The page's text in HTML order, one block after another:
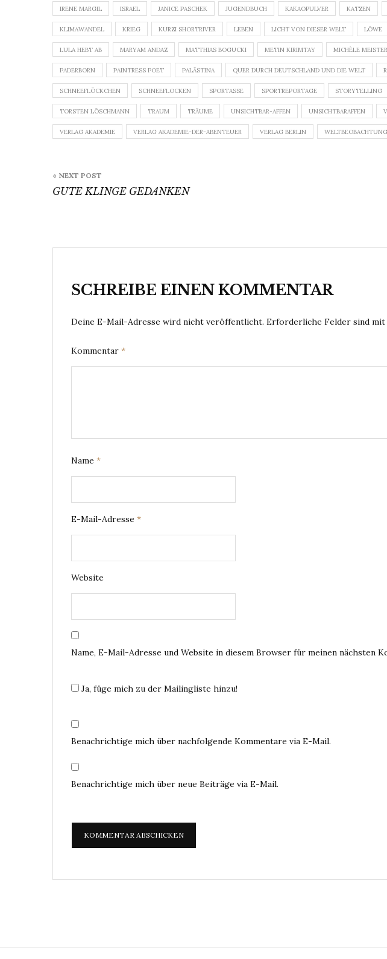
IRENE MARGIL ISRAEL JANICE PASCHEK JUGENDBUCH KAKAOPULVER KATZEN
KLIMAWANDEL KRIEG KURZI SHORTRIVER LEBEN LICHT VON DIESER WELT LÖWE
LULA HEBT AB MARYAM ANDAZ MATTHIAS BOGUCKI METIN KIRIMTAY MICHÈLE MEISTER
PADERBORN PAINTRESS POET PALÄSTINA QUER DURCH DEUTSCHLAND UND DIE WELT
SCHNEEFLÖCKCHEN SCHNEEFLOCKEN SPORTASSE SPORTREPORTAGE STORYTELLING
TORSTEN LÖSCHMANN TRAUM TRÄUME UNSICHTBAR-AFFEN UNSICHTBARAFFEN
VERLAG AKADEMIE VERLAG AKADEMIE-DER-ABENTEUER VERLAG BERLIN
« NEXT POST
GUTE KLINGE GEDANKEN
SCHREIBE EINEN KOMMENTAR
Deine E-Mail-Adresse wird nicht veröffentlicht. Erforderliche Felder sind mit
Kommentar *
Name *
E-Mail-Adresse *
Website
Name, E-Mail-Adresse und Website in diesem Browser für meinen nächsten
Ja, füge mich zu der Mailingliste hinzu!
Benachrichtige mich über nachfolgende Kommentare via E-Mail.
Benachrichtige mich über neue Beiträge via E-Mail.